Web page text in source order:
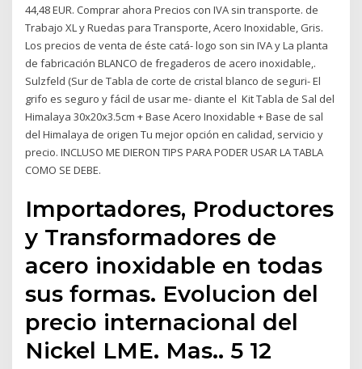
44,48 EUR. Comprar ahora Precios con IVA sin transporte. de
Trabajo XL y Ruedas para Transporte, Acero Inoxidable, Gris.
Los precios de venta de éste catá- logo son sin IVA y La planta
de fabricación BLANCO de fregaderos de acero inoxidable,.
Sulzfeld (Sur de Tabla de corte de cristal blanco de seguri- El
grifo es seguro y fácil de usar me- diante el Kit Tabla de Sal del
Himalaya 30x20x3.5cm + Base Acero Inoxidable + Base de sal
del Himalaya de origen Tu mejor opción en calidad, servicio y
precio. INCLUSO ME DIERON TIPS PARA PODER USAR LA TABLA
COMO SE DEBE.
Importadores, Productores
y Transformadores de
acero inoxidable en todas
sus formas. Evolucion del
precio internacional del
Nickel LME. Mas.. 5 12